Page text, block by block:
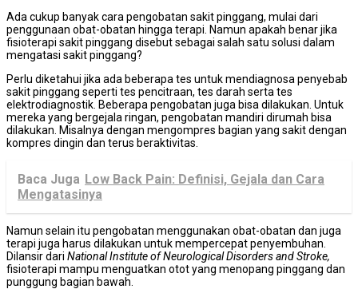
Ada cukup banyak cara pengobatan sakit pinggang, mulai dari
penggunaan obat-obatan hingga terapi. Namun apakah benar jika
fisioterapi sakit pinggang disebut sebagai salah satu solusi dalam
mengatasi sakit pinggang?
Perlu diketahui jika ada beberapa tes untuk mendiagnosa penyebab
sakit pinggang seperti tes pencitraan, tes darah serta tes
elektrodiagnostik. Beberapa pengobatan juga bisa dilakukan. Untuk
mereka yang bergejala ringan, pengobatan mandiri dirumah bisa
dilakukan. Misalnya dengan mengompres bagian yang sakit dengan
kompres dingin dan terus beraktivitas.
Baca Juga Low Back Pain: Definisi, Gejala dan Cara
Mengatasinya
Namun selain itu pengobatan menggunakan obat-obatan dan juga
terapi juga harus dilakukan untuk mempercepat penyembuhan.
Dilansir dari National Institute of Neurological Disorders and Stroke,
fisioterapi mampu menguatkan otot yang menopang pinggang dan
punggung bagian bawah.